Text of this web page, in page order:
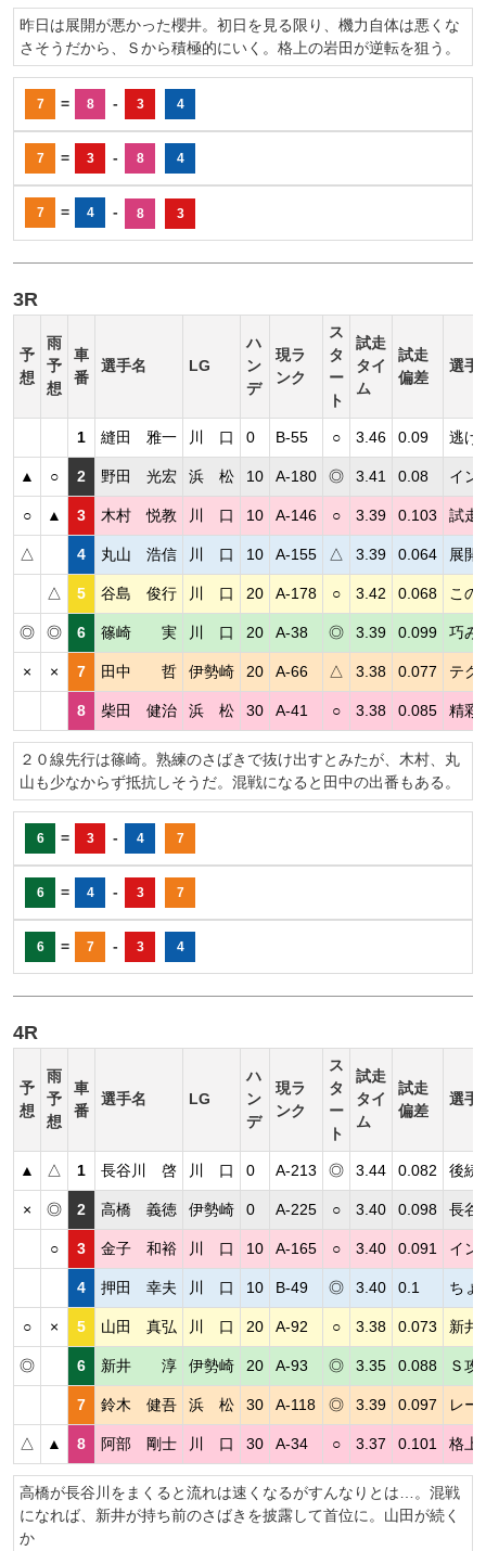
昨日は展開が悪かった櫻井。初日を見る限り、機力自体は悪くな
さそうだから、Ｓから積極的にいく。格上の岩田が逆転を狙う。
7 = 8 - 3 4
7 = 3 - 8 4
7 = 4 - 8 3
3R
予
想
雨
予
想
車
番
選手名 LG
ハ
ン
デ
現ラ
ンク
ス
タ
ー
ト
試走
タイ
ム
試走
偏差
選手
1 縫田 雅一 川 口 0 B-55 ○ 3.46 0.09 逃げ
▲ ○ 2 野田 光宏 浜 松 10 A-180 ◎ 3.41 0.08 イン
○ ▲ 3 木村 悦教 川 口 10 A-146 ○ 3.39 0.103 試走
△ 4 丸山 浩信 川 口 10 A-155 △ 3.39 0.064 展開
△ 5 谷島 俊行 川 口 20 A-178 ○ 3.42 0.068 この
◎ ◎ 6 篠崎 実 川 口 20 A-38 ◎ 3.39 0.099 巧み
× × 7 田中 哲 伊勢崎 20 A-66 △ 3.38 0.077 テク
8 柴田 健治 浜 松 30 A-41 ○ 3.38 0.085 精彩
２０線先行は篠崎。熟練のさばきで抜け出すとみたが、木村、丸
山も少なからず抵抗しそうだ。混戦になると田中の出番もある。
6 = 3 - 4 7
6 = 4 - 3 7
6 = 7 - 3 4
4R
予
想
雨
予
想
車
番
選手名 LG
ハ
ン
デ
現ラ
ンク
ス
タ
ー
ト
試走
タイ
ム
試走
偏差
選手
▲ △ 1 長谷川 啓 川 口 0 A-213 ◎ 3.44 0.082 後続
× ◎ 2 高橋 義徳 伊勢崎 0 A-225 ○ 3.40 0.098 長谷
○ 3 金子 和裕 川 口 10 A-165 ○ 3.40 0.091 イン
4 押田 幸夫 川 口 10 B-49 ◎ 3.40 0.1 ちょ
○ × 5 山田 真弘 川 口 20 A-92 ○ 3.38 0.073 新井
◎ 6 新井 淳 伊勢崎 20 A-93 ◎ 3.35 0.088 Ｓ攻
7 鈴木 健吾 浜 松 30 A-118 ◎ 3.39 0.097 レー
△ ▲ 8 阿部 剛士 川 口 30 A-34 ○ 3.37 0.101 格上
高橋が長谷川をまくると流れは速くなるがすんなりとは…。混戦
になれば、新井が持ち前のさばきを披露して首位に。山田が続く
か